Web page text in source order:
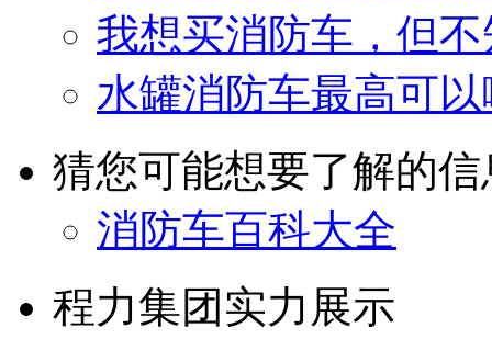
我想买消防车，但
水罐消防车最高可
猜您可能想要了解的信
消防车百科大全
程力集团实力展示